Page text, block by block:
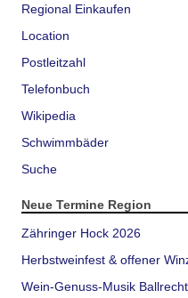
Regional Einkaufen
Location
Postleitzahl
Telefonbuch
Wikipedia
Schwimmbäder
Suche
Neue Termine Region
Zähringer Hock 2026
Herbstweinfest & offener
Wein-Genuss-Musik